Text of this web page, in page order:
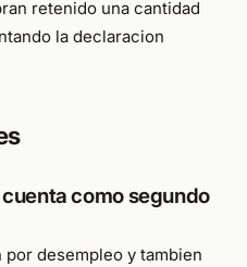
retenido una cantidad
la declaracion
cuenta como segundo
desempleo y tambien